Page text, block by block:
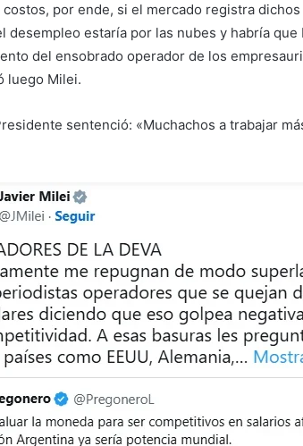
por ende, si el mercado registra
desempleo estaría por las nubes y habría
del ensobrado operador de los
luego Milei.
sentenció: «Muchachos a trabajar